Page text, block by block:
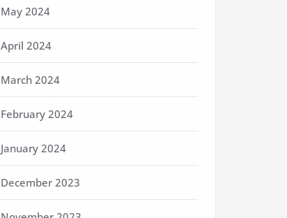
May 2024
April 2024
March 2024
February 2024
January 2024
December 2023